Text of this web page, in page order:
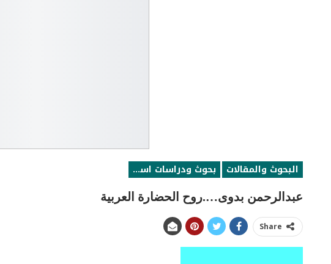
البحوث والمقالات بحوث ودراسات اسلامية
عبدالرحمن بدوى….روح الحضارة العربية
Share